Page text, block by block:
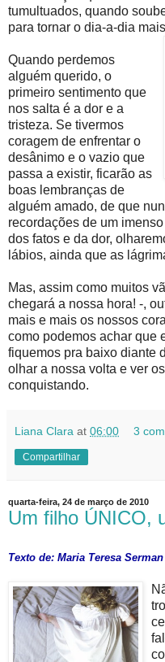
tumultuados, quando
para tornar o dia-a-dia
Quando perdemos
alguém querido, o
primeiro sentimento que
nos salta é a dor e a
tristeza. Se tivermos
coragem de enfrentar o
desânimo e o vazio que
passa a existir, ficarão as
boas lembranças de
alguém amado, de que
recordações de um
dos fatos e da dor,
lábios, ainda que as
Mas, assim como muitos
chegará a nossa hora! -,
mais e mais os nossos
como podemos achar que
fiquemos pra baixo diante
olhar a nossa volta e ver
conquistando.
Liana Clara at 06:00 3
Compartilhar
quarta-feira, 24 de março de 2010
Um filho ÚNICO,
Texto de: Maria Teresa Serman